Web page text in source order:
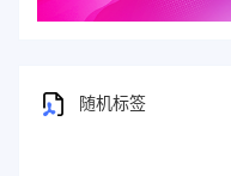
随机标签